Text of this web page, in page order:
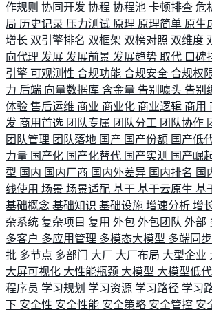
作规则 协同开发 协程 协程池 卡顿排查 危
局 历史记录 压力测试 原理 原理简单 原生
增长 双引擎排名 双框架 双榜对照 双维度
向代理 发展 发展前景 发展趋势 取代 口碑
引擎 可观测性 合规功能 合规安全 合规权
力 后端 向量数据库 含金量 告别噱头 告别
体验 售后运维 商业 商业化 商业逻辑 商用
发 商用首选 团队专属 团队分工 团队协作
团队管理 团队落地 国产 国产份额 国产低
力量 国产化 国产化替代 国产实测 国产崛
型 国内 国内厂商 国内外差异 国内排名 国
线使用 场景 场景适配 基于 基于云原生 基
基础概念 基础知识 基础设施 增速分析 增
杂系统 复杂项目 复用 外包 外包团队 外部
多客户 多应用管理 多模态大模型 多端同步
批 多节点 多部门 大厂 大厂布局 大型企业
大屏可视化 大性能瓶颈 大模型 大模型低
程序员 学习规划 学习资源 学习路径 学习
下 安全性 安全性能 安全策略 安全管控 安